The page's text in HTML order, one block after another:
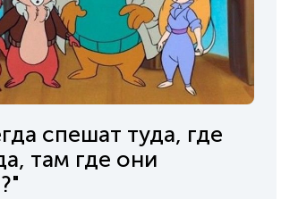
спешат туда, где
там где они